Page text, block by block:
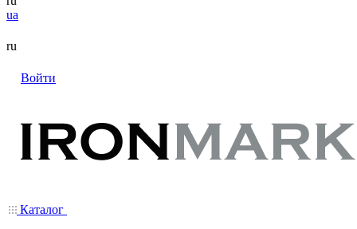
ua
ru
Войти
Каталог